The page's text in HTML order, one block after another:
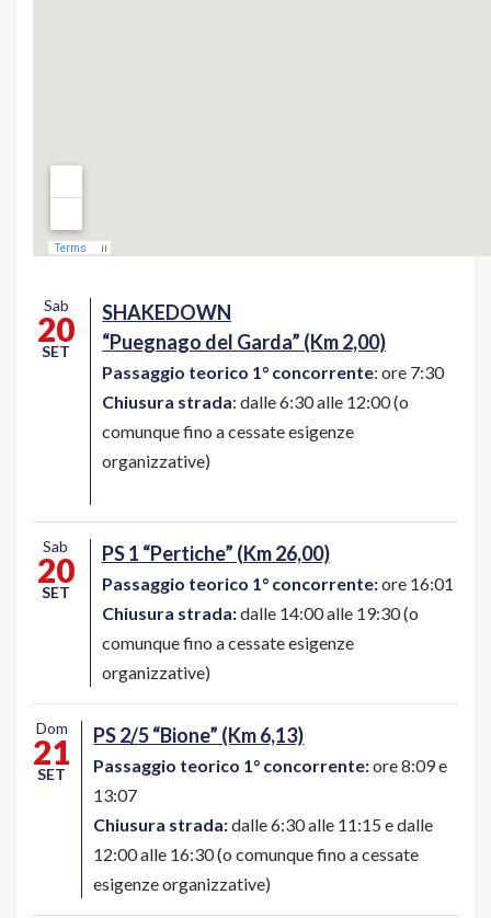
Sab
20
SET
SHAKEDOWN
“Puegnago del Garda” (Km 2,00)
Passaggio teorico 1° concorrente: ore 7:30
Chiusura strada: dalle 6:30 alle 12:00 (o
comunque fino a cessate esigenze
organizzative)
Sab
20
SET
PS 1 “Pertiche” (Km 26,00)
Passaggio teorico 1° concorrente:ore 16:01
Chiusura strada:dalle 14:00 alle 19:30 (o
comunque fino a cessate esigenze
organizzative)
Dom
21
SET
PS 2/5 “Bione” (Km 6,13)
Passaggio teorico 1° concorrente:ore 8:09 e
13:07
Chiusura strada:dalle 6:30 alle 11:15 e dalle
12:00 alle 16:30 (o comunque fino a cessate
esigenze organizzative)